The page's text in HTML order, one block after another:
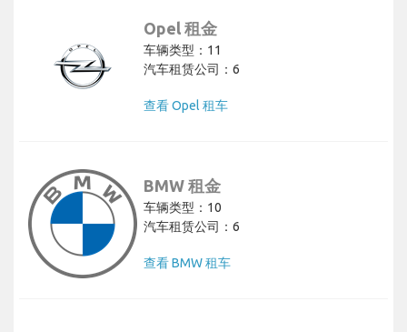
Opel 租金
车辆类型：11
汽车租赁公司：6
查看 Opel 租车
BMW 租金
车辆类型：10
汽车租赁公司：6
查看 BMW 租车